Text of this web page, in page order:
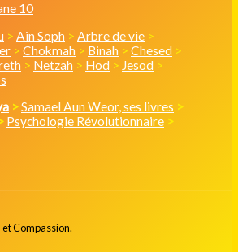
10
> Ain Soph > Arbre de vie >
> Chokmah > Binah > Chesed >
> Netzah > Hod > Jesod >
>Samael Aun Weor, ses livres >
Psychologie Révolutionnaire >
Compassion.